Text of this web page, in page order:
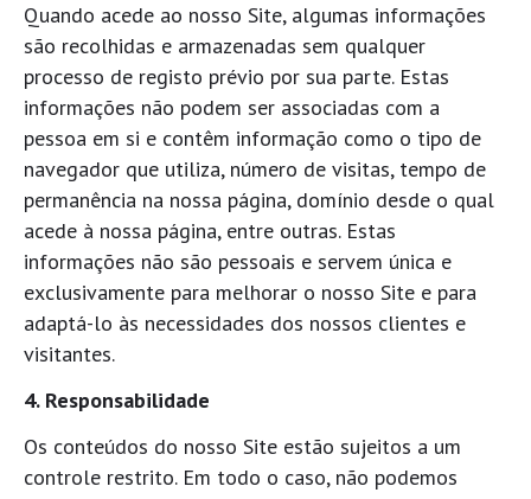
Quando acede ao nosso Site, algumas informações
são recolhidas e armazenadas sem qualquer
processo de registo prévio por sua parte. Estas
informações não podem ser associadas com a
pessoa em si e contêm informação como o tipo de
navegador que utiliza, número de visitas, tempo de
permanência na nossa página, domínio desde o qual
acede à nossa página, entre outras. Estas
informações não são pessoais e servem única e
exclusivamente para melhorar o nosso Site e para
adaptá-lo às necessidades dos nossos clientes e
visitantes.
4. Responsabilidade
Os conteúdos do nosso Site estão sujeitos a um
controle restrito. Em todo o caso, não podemos